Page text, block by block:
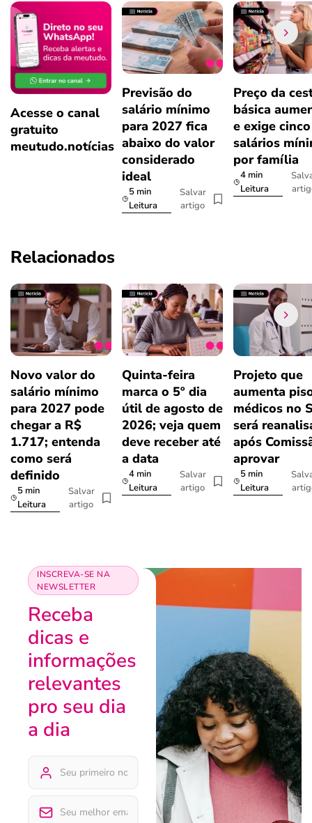
Acesse o canal
gratuito
meutudo.notícias
Previsão do
salário mínimo
para 2027 fica
abaixo do valor
considerado
ideal
5 min
Leitura
Salvar
artigo
Preço da
básica
e exige cinco
salários
por família
4 min
Leitura
Relacionados
Novo valor do
salário mínimo
para 2027 pode
chegar a R$
1.717; entenda
como será
definido
5 min
Leitura
Salvar
artigo
Quinta-feira
marca o 5º dia
útil de agosto de
2026; veja quem
deve receber até
a data
4 min
Leitura
Salvar
artigo
Projeto que
aumenta
médicos no
será
após
aprovar
5 min
Leitura
INSCREVA-SE NA
NEWSLETTER
Receba
dicas e
informações
relevantes
pro seu dia
a dia